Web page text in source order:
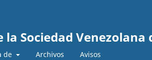
la Sociedad
de Archivos Avisos